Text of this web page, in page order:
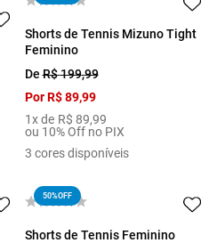
Shorts de Tennis Mizuno Tight
Feminino
DeR$199,99
PorR$ 89,99
1x de R$ 89,99
ou 10% Off no PIX
3 cores disponíveis
50%OFF
Shorts de Tennis Feminino